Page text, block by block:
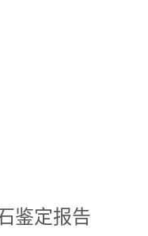
鉴定报告